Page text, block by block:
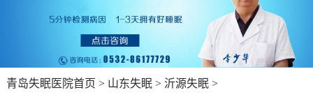
青岛失眠医院首页 > 山东失眠> 沂源失眠>